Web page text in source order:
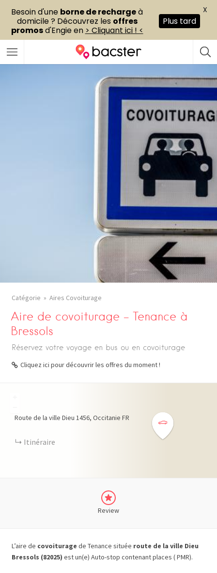
Catégorie Aires Covoiturage
Aire de covoiturage – Tenance à
Bressols
Réservez votre voyage en bus ou en covoiturage
Cliquez ici pour découvrir les offres du moment !
Route de la ville Dieu 1456 Occitanie FR
Itinéraire
Review
L’aire de covoiturage de Tenance située route de la ville Dieu
Bressols (82025) est un(e) Auto-stop contenant places ( PMR).
Besoin d'une borne de rechargeà
domicile ? Découvrez les offres
promosd'Engie en > Cliquant ici ! <
Plus tard
X